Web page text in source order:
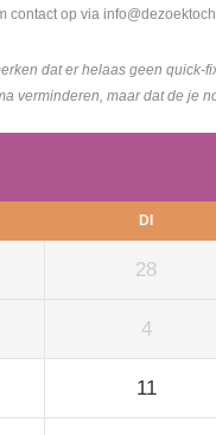
contact op via
dat er helaas geen
verminderen, maar dat de je
DI
28
4
11